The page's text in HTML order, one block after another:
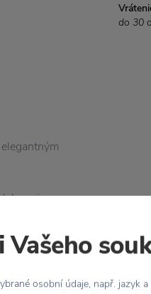
do 30
pri
a keďže ide
štruktúrou.
Vašeho
osobní údaje, např. jazyk